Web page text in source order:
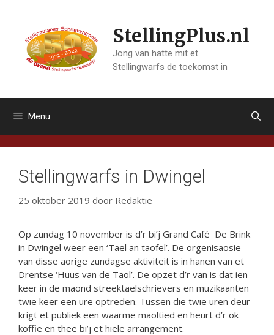
inhoud
StellingPlus.nl
Jong van hatte mit et
Stellingwarfs de toekomst in
Menu
Stellingwarfs in Dwingel
25 oktober 2019 door Redaktie
Op zundag 10 november is d’r bi’j Grand Café De Brink
in Dwingel weer een ‘Tael an taofel’. De orgenisaosie
van disse aorige zundagse aktiviteit is in hanen van et
Drentse ‘Huus van de Taol’. De opzet d’r van is dat ien
keer in de maond streektaelschrievers en muzikaanten
twie keer een ure optreden. Tussen die twie uren deur
krigt et publiek een waarme maoltied en heurt d’r ok
koffie en thee bi’j et hiele arrangement.